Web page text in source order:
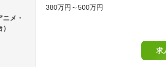
メ・
380万円～500万円
求